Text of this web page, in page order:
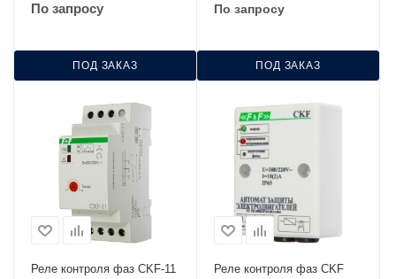
По запросу
ПОД ЗАКАЗ
По запросу
ПОД ЗАКАЗ
Реле контроля фаз CKF-11 Реле контроля фаз CKF